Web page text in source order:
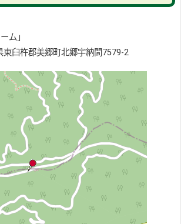
ム」
臼杵郡美郷町北郷宇納間7579-2